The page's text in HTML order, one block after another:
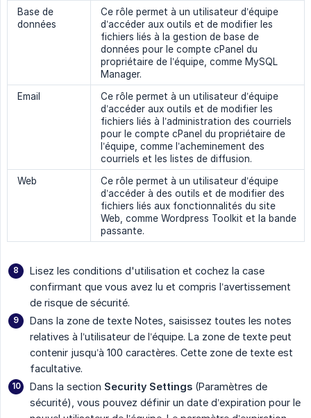
Base de
données
Ce rôle permet à un utilisateur d’équipe
d’accéder aux outils et de modifier les
fichiers liés à la gestion de base de
données pour le compte cPanel du
propriétaire de l’équipe, comme MySQL
Manager.
Email
Ce rôle permet à un utilisateur d’équipe
d’accéder aux outils et de modifier les
fichiers liés à l’administration des courriels
pour le compte cPanel du propriétaire de
l’équipe, comme l’acheminement des
courriels et les listes de diffusion.
Web
Ce rôle permet à un utilisateur d’équipe
d’accéder à des outils et de modifier des
fichiers liés aux fonctionnalités du site
Web, comme Wordpress Toolkit et la bande
passante.
Lisez les conditions d'utilisation et cochez la case
confirmant que vous avez lu et compris l’avertissement
de risque de sécurité.
Dans la zone de texte Notes, saisissez toutes les notes
relatives à l’utilisateur de l’équipe. La zone de texte peut
contenir jusqu’à 100 caractères. Cette zone de texte est
facultative.
Dans la section Security Settings (Paramètres de
sécurité), vous pouvez définir un date d’expiration pour le